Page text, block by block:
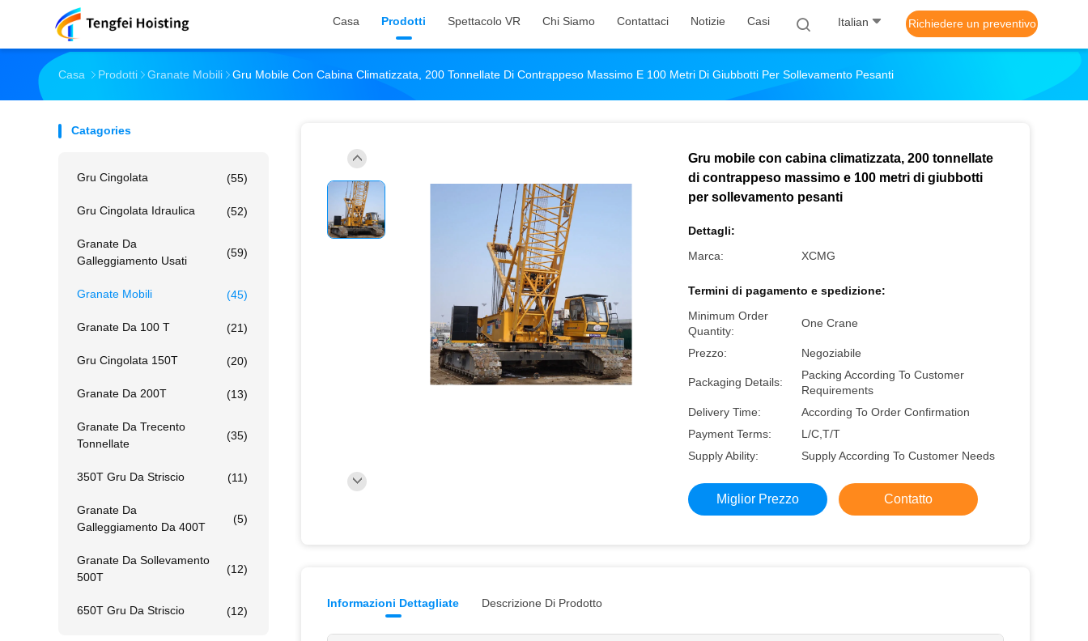
Casa Prodotti Spettacolo VR Chi Siamo Contattaci Notizie Casi Italian Richiedere un preventivo
Casa Prodotti Granate Mobili Gru Mobile Con Cabina Climatizzata, 200 Tonnellate Di Contrappeso Massimo E 100 Metri Di Giubbotti Per Sollevamento Pesanti
Catagories
Gru Cingolata (55)
Gru Cingolata Idraulica (52)
Granate Da
Galleggiamento Usati
(59)
Granate Mobili (45)
Granate Da 100 T (21)
Gru Cingolata 150T (20)
Granate Da 200T (13)
Granate Da Trecento
Tonnellate
(35)
350T Gru Da Striscio (11)
Granate Da
Galleggiamento Da 400T
(5)
Granate Da Sollevamento
500T
(12)
650T Gru Da Striscio (12)
Gru mobile con cabina climatizzata, 200 tonnellate
di contrappeso massimo e 100 metri di giubbotti
per sollevamento pesanti
Dettagli:
Marca:
XCMG
Termini di pagamento e spedizione:
Minimum Order
Quantity:
One Crane
Prezzo: Negoziabile
Packaging Details:
Packing According To Customer
Requirements
Delivery Time:
According To Order Confirmation
Payment Terms:
L/C,T/T
Supply Ability:
Supply According To Customer Needs
Miglior Prezzo Contatto
Informazioni Dettagliate Descrizione Di Prodotto